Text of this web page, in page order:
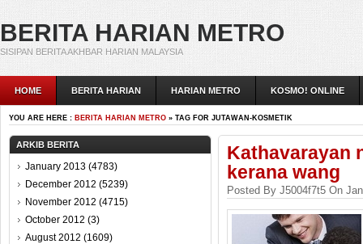
BERITA HARIAN METRO
SISIPAN BERITA AKHBAR HARIAN MALAYSIA
HOME BERITA HARIAN HARIAN METRO KOSMO! ONLINE
YOU ARE HERE : BERITA HARIAN METRO » TAG FOR JUTAWAN-KOSMETIK
ARKIB BERITA
January 2013 (4783)
December 2012 (5239)
November 2012 (4715)
October 2012 (3)
August 2012 (1609)
Kathavarayan
kerana wang
Posted By J5004f7t5 On